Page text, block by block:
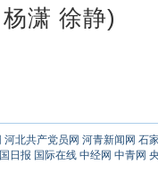
潇 徐静)
河北共产党员网 河青新闻网 石
日报 国际在线 中经网 中青网